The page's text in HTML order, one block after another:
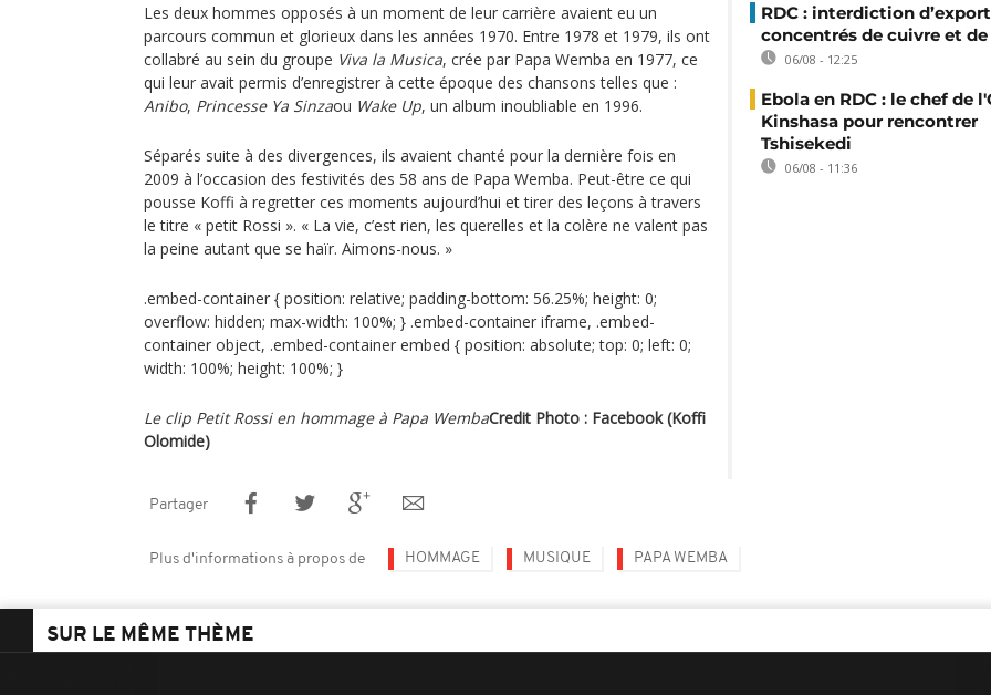
Les deux hommes opposés à un moment de leur carrière avaient eu un
parcours commun et glorieux dans les années 1970. Entre 1978 et 1979, ils ont
collabré au sein du groupe Viva la Musica, crée par Papa Wemba en 1977, ce
qui leur avait permis d’enregistrer à cette époque des chansons telles que :
Anibo, Princesse Ya Sinzaou Wake Up, un album inoubliable en 1996.
Séparés suite à des divergences, ils avaient chanté pour la dernière fois en
2009 à l’occasion des festivités des 58 ans de Papa Wemba. Peut-être ce qui
pousse Koffi à regretter ces moments aujourd’hui et tirer des leçons à travers
le titre « petit Rossi ». « La vie, c’est rien, les querelles et la colère ne valent pas
la peine autant que se haïr. Aimons-nous. »
.embed-container { position: relative; padding-bottom: 56.25%; height: 0;
overflow: hidden; max-width: 100%; } .embed-container iframe, .embed-
container object, .embed-container embed { position: absolute; top: 0; left: 0;
width: 100%; height: 100%; }
Le clip Petit Rossi en hommage à Papa WembaCredit Photo : Facebook (Koffi
Olomide)
RDC : interdiction
concentrés de cuivre et
06/08 - 12:25
Ebola en RDC : le chef de
Kinshasa pour rencontrer
Tshisekedi
06/08 - 11:36
Partager
Plus d'informations à propos de HOMMAGE MUSIQUE PAPA WEMBA
SUR LE MÊME THÈME